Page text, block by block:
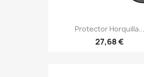
Protector Horquilla...
27,68 €